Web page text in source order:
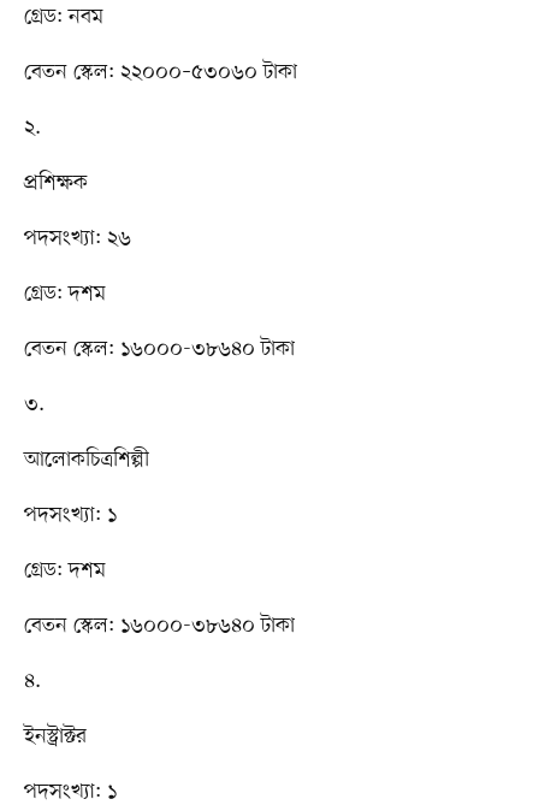
গ্রেড: নবম
বেতন স্কেল: ২২০০০–৫৩০৬০ টাকা
২.
প্রশিক্ষক
পদসংখ্যা: ২৬
গ্রেড: দশম
বেতন স্কেল: ১৬০০০-৩৮৬৪০ টাকা
৩.
আলোকচিত্রশিল্পী
পদসংখ্যা: ১
গ্রেড: দশম
বেতন স্কেল: ১৬০০০-৩৮৬৪০ টাকা
৪.
ইনস্ট্রাক্টর
পদসংখ্যা: ১